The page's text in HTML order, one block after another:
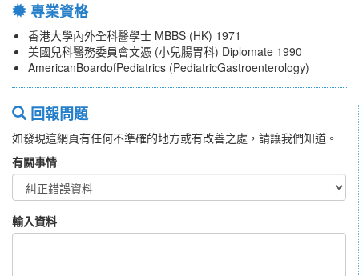
專業資格
香港大學內外全科醫學士 MBBS (HK) 1971
美國兒科醫務委員會文憑 (小兒腸胃科) Diplomate 1990
AmericanBoardofPediatrics (PediatricGastroenterology)
回報問題
如發現這網頁有任何不準確的地方或有改善之處，請讓我們知道。
有關事情
輸入資料